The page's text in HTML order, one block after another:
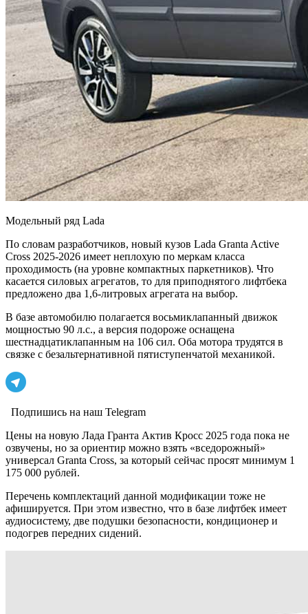
Модельный ряд Lada
По словам разработчиков, новый кузов Lada Granta Active
Cross 2025-2026 имеет неплохую по меркам класса
проходимость (на уровне компактных паркетников). Что
касается силовых агрегатов, то для приподнятого лифтбека
предложено два 1,6-литровых агрегата на выбор.
В базе автомобилю полагается восьмиклапанный движок
мощностью 90 л.с., а версия подороже оснащена
шестнадцатиклапанным на 106 сил. Оба мотора трудятся в
связке с безальтернативной пятиступенчатой механикой.
Подпишись на наш Telegram
Цены на новую Лада Гранта Актив Кросс 2025 года пока не
озвучены, но за ориентир можно взять «вседорожный»
универсал Granta Cross, за который сейчас просят минимум 1
175 000 рублей.
Перечень комплектаций данной модификации тоже не
афишируется. При этом известно, что в базе лифтбек имеет
аудиосистему, две подушки безопасности, кондиционер и
подогрев передних сидений.